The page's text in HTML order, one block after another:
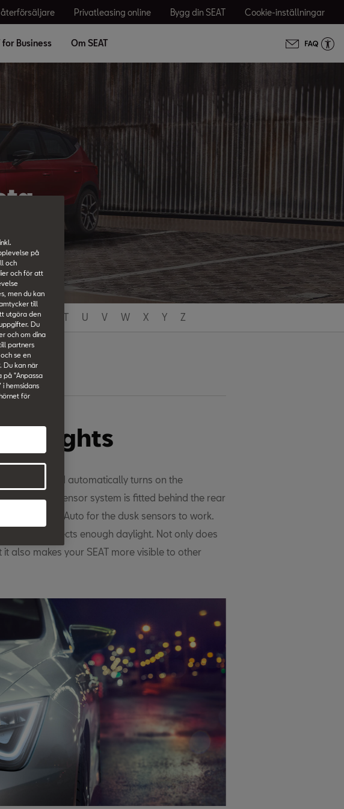
återförsäljare Privatleasing online Bygg din SEAT Cookie-inställningar
for Business Om SEAT
Q R T U V W X Y Z
daylight and automatically turns on the
The dusk sensor system is fitted behind the rear
switched to Auto for the dusk sensors to work.
sensor detects enough daylight. Not only does
also makes your SEAT more visible to other
på
och
och för att
men du kan
till
utgöra den
Du
och om dina
partners
, och se en
. Du kan när
på "Anpassa
hemsidans
för